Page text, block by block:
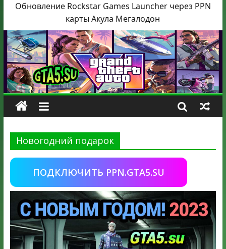
Обновление Rockstar Games Launcher через PPN
карты Акула Мегалодон
Новогодний подарок
ПОДКЛЮЧИТЬ PPN.GTA5.SU